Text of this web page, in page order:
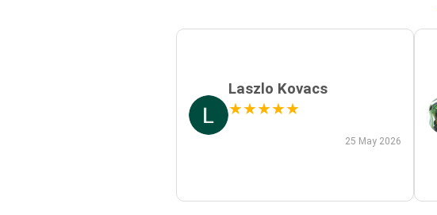
Laszlo Kovacs
★★★★★
25 May 2026